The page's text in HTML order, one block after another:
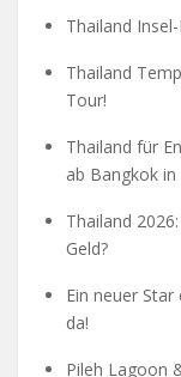
Thailand
Thailand
Tour!
Thailand für
ab Bangkok
Thailand
Geld?
Ein neuer
da!
Pileh Lagoon